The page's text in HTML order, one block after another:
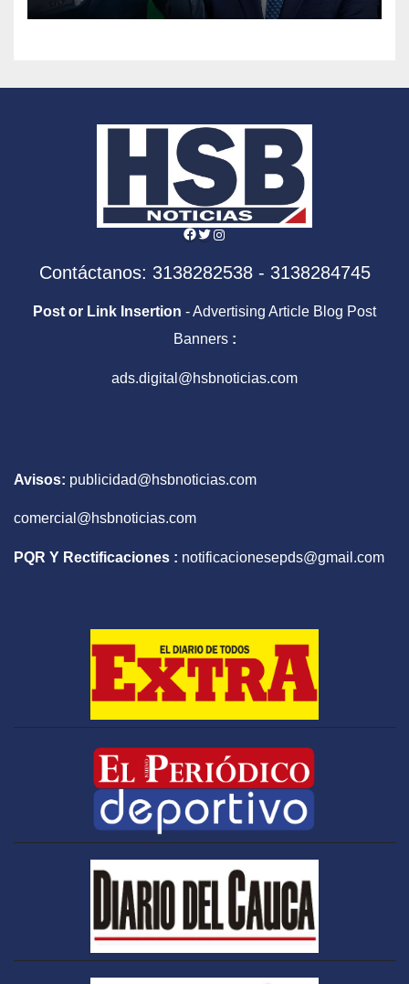
Facebook
Twitter
Instagram
Contáctanos: 3138282538 - 3138284745
Post or Link Insertion - Advertising Article Blog Post
Banners :
ads.digital@hsbnoticias.com
Avisos: publicidad@hsbnoticias.com
comercial@hsbnoticias.com
PQR Y Rectificaciones : notificacionesepds@gmail.com